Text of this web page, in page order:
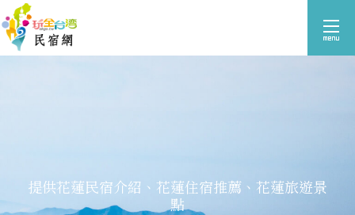
提供花蓮民宿介紹、花蓮住宿推薦、花蓮旅遊景
點